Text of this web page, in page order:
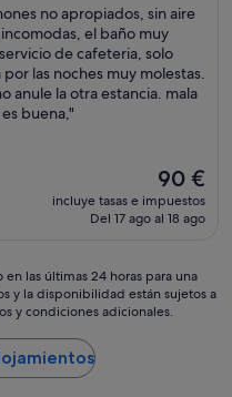
no apropiados, sin aire
el baño muy
de cafeteria, solo
las noches muy molestas.
anule la otra estancia. mala
buena,"
El
precio
actual
90 €
90 €
incluye tasas e impuestos
Del 17 ago al 18 ago
las últimas 24 horas para una
y la disponibilidad están sujetos a
y condiciones adicionales.